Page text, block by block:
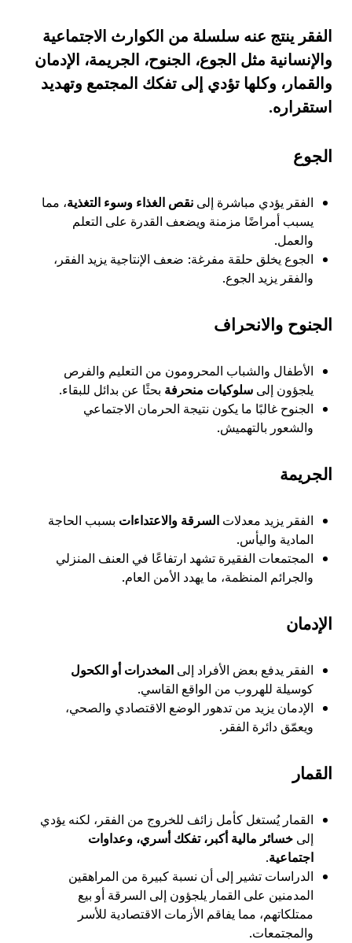
الفقر ينتج عنه سلسلة من الكوارث الاجتماعية
والإنسانية مثل الجوع، الجنوح، الجريمة، الإدمان
والقمار، وكلها تؤدي إلى تفكك المجتمع وتهديد
استقراره.
الجوع
الفقر يؤدي مباشرة إلى نقص الغذاء وسوء التغذية، مما
يسبب أمراضًا مزمنة ويضعف القدرة على التعلم
والعمل.
الجوع يخلق حلقة مفرغة: ضعف الإنتاجية يزيد الفقر،
والفقر يزيد الجوع.
الجنوح والانحراف
الأطفال والشباب المحرومون من التعليم والفرص
يلجؤون إلى سلوكيات منحرفة بحثًا عن بدائل للبقاء.
الجنوح غالبًا ما يكون نتيجة الحرمان الاجتماعي
والشعور بالتهميش.
الجريمة
الفقر يزيد معدلات السرقة والاعتداءات بسبب الحاجة
المادية واليأس.
المجتمعات الفقيرة تشهد ارتفاعًا في العنف المنزلي
والجرائم المنظمة، ما يهدد الأمن العام.
الإدمان
الفقر يدفع بعض الأفراد إلى المخدرات أو الكحول
كوسيلة للهروب من الواقع القاسي.
الإدمان يزيد من تدهور الوضع الاقتصادي والصحي،
ويعمّق دائرة الفقر.
القمار
القمار يُستغل كأمل زائف للخروج من الفقر، لكنه يؤدي
إلى خسائر مالية أكبر، تفكك أسري، وعداوات
اجتماعية.
الدراسات تشير إلى أن نسبة كبيرة من المراهقين
المدمنين على القمار يلجؤون إلى السرقة أو بيع
ممتلكاتهم، مما يفاقم الأزمات الاقتصادية للأسر
والمجتمعات.